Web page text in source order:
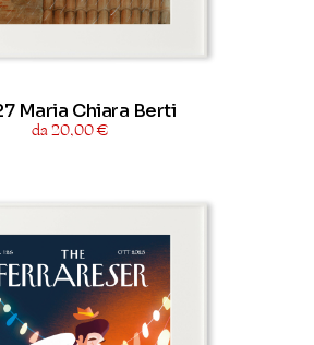
Maria Chiara Berti
da 20,00 €